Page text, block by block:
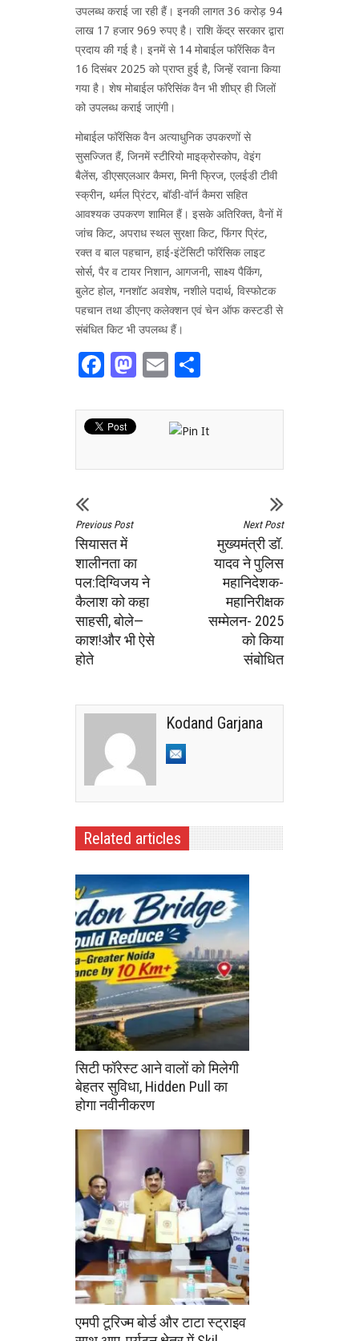
उपलब्ध कराई जा रही हैं। इनकी लागत 36 करोड़ 94
लाख 17 हजार 969 रुपए है। राशि केंद्र सरकार द्वारा
प्रदाय की गई है। इनमें से 14 मोबाईल फॉरेंसिक वैन
16 दिसंबर 2025 को प्राप्त हुई है, जिन्हें रवाना किया
गया है। शेष मोबाईल फॉरेसिंक वैन भी शीघ्र ही जिलों
को उपलब्ध कराई जाएंगी।
मोबाईल फॉरेंसिक वैन अत्याधुनिक उपकरणों से
सुसज्जित हैं, जिनमें स्टीरियो माइक्रोस्कोप, वेइंग
बैलेंस, डीएसएलआर कैमरा, मिनी फ्रिज, एलईडी टीवी
स्क्रीन, थर्मल प्रिंटर, बॉडी-वॉर्न कैमरा सहित
आवश्यक उपकरण शामिल हैं। इसके अतिरिक्त, वैनों में
जांच किट, अपराध स्थल सुरक्षा किट, फिंगर प्रिंट,
रक्त व बाल पहचान, हाई-इंटेंसिटी फॉरेंसिक लाइट
सोर्स, पैर व टायर निशान, आगजनी, साक्ष्य पैकिंग,
बुलेट होल, गनशॉट अवशेष, नशीले पदार्थ, विस्फोटक
पहचान तथा डीएनए कलेक्शन एवं चेन ऑफ कस्टडी से
संबंधित किट भी उपलब्ध हैं।
Facebook
Mastodon
Email
Previous Post
सियासत में
शालीनता का
पल:दिग्विजय ने
कैलाश को कहा
साहसी, बोले—
काश!और भी ऐसे
होते
Next Post
मुख्यमंत्री डॉ.
यादव ने पुलिस
महानिदेशक-
महानिरीक्षक
सम्मेलन- 2025
को किया
संबोधित
Kodand Garjana
Related articles
सिटी फॉरेस्ट आने वालों को मिलेगी
बेहतर सुविधा, Hidden Pull का
होगा नवीनीकरण
एमपी टूरिज्म बोर्ड और टाटा स्ट्राइव